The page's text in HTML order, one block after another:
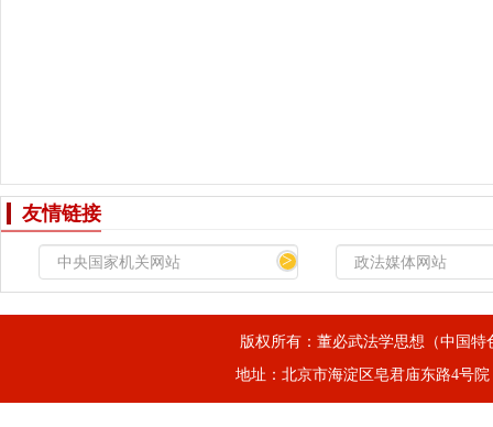
友情链接
>
版权所有：董必武法学思想（中国
地址：北京市海淀区皂君庙东路4号院